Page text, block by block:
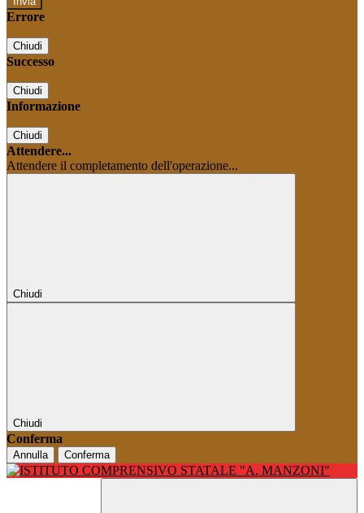
Errore
Chiudi
Successo
Chiudi
Informazione
Chiudi
Attendere...
Attendere il completamento dell'operazione...
Chiudi
Chiudi
Conferma
Annulla Conferma